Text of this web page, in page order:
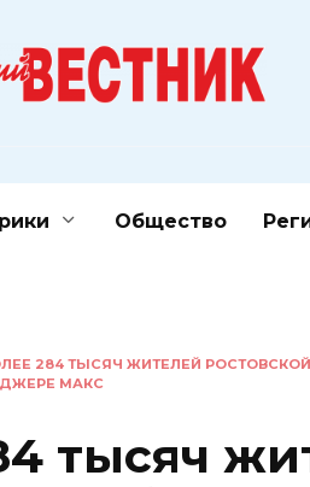
Общество
284 ТЫСЯЧ ЖИТЕЛЕЙ
МАКС
тысяч